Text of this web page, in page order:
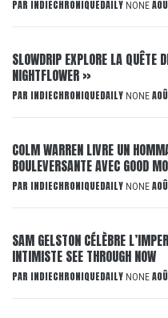
PAR INDIECHRONIQUEDAILY NONE
SLOWDRIP EXPLORE LA QUÊTE
NIGHTFLOWER »
PAR INDIECHRONIQUEDAILY NONE
COLM WARREN LIVRE UN
BOULEVERSANTE AVEC GOOD
PAR INDIECHRONIQUEDAILY NONE
SAM GELSTON CÉLÈBRE
INTIMISTE SEE THROUGH NOW
PAR INDIECHRONIQUEDAILY NONE